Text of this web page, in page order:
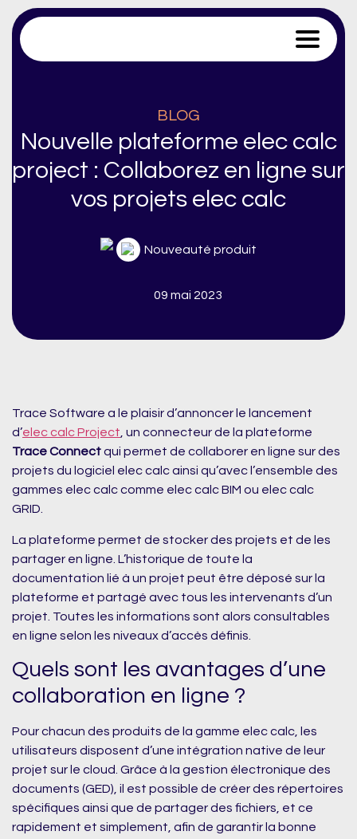
Trace Software
BLOG
Nouvelle plateforme elec calc
project : Collaborez en ligne sur
vos projets elec calc
Nouveauté produit
09 mai 2023
Trace Software a le plaisir d’annoncer le lancement
d’elec calc Project, un connecteur de la plateforme
Trace Connectqui permet de collaborer en ligne sur des
projets du logiciel elec calc ainsi qu’avec l’ensemble des
gammes elec calc comme elec calc BIM ou elec calc
GRID.
La plateforme permet de stocker des projets et de les
partager en ligne. L’historique de toute la
documentation lié à un projet peut être déposé sur la
plateforme et partagé avec tous les intervenants d’un
projet . Toutes les informations sont alors consultables
en ligne selon les niveaux d’accès définis.
Quels sont les avantages d’une
collaboration en ligne ?
Pour chacun des produits de la gamme elec calc, les
utilisateurs disposent d’une intégration native de leur
projet sur le cloud. Grâce à la gestion électronique des
documents (GED), il est possible de créer des répertoires
spécifiques ainsi que de partager des fichiers, et ce
rapidement et simplement, afin de garantir la bonne